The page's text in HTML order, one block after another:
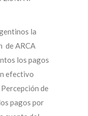
la
de ARCA
los pagos
efectivo
de
pagos por